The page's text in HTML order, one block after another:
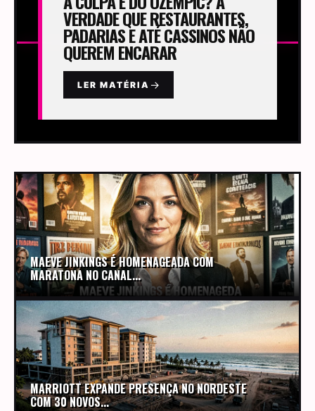
VERDADE QUE RESTAURANTES,
PADARIAS E ATÉ CASSINOS NÃO
QUEREM ENCARAR
LER MATÉRIA →
MAEVE JINKINGS É HOMENAGEADA COM
MARATONA NO CANAL...
MARRIOTT EXPANDE PRESENÇA NO NORDESTE
COM 30 NOVOS...